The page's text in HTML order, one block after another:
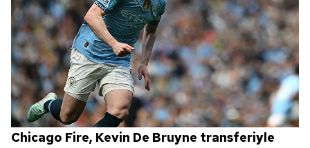
Chicago Fire, Kevin De Bruyne transferiyle